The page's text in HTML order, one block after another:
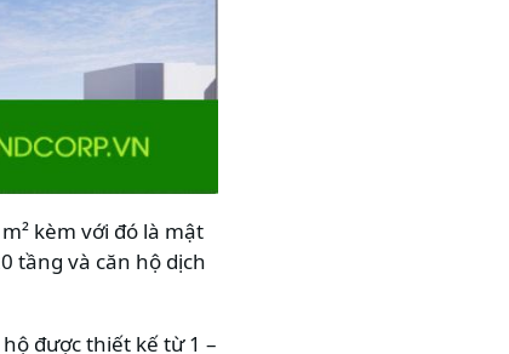
kèm với đó là mật
tầng và căn hộ dịch
được thiết kế từ 1 –